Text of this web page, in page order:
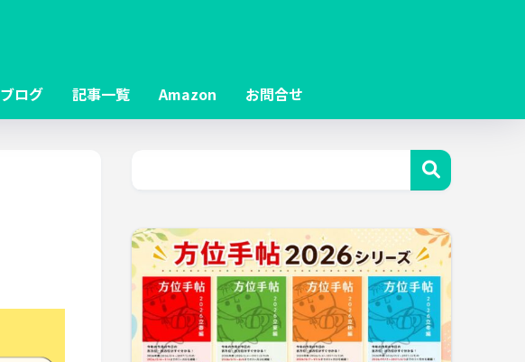
ブログ 記事一覧 Amazon お問合せ